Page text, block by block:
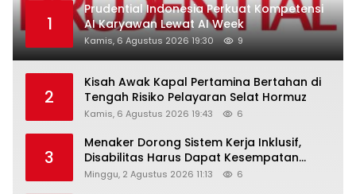
1
Prudential Indonesia Perkuat Kompetensi
AI Karyawan Lewat AI Week
Kamis, 6 Agustus 2026 19:30 9
2
Kisah Awak Kapal Pertamina Bertahan di
Tengah Risiko Pelayaran Selat Hormuz
Kamis, 6 Agustus 2026 19:43 6
3
Menaker Dorong Sistem Kerja Inklusif,
Disabilitas Harus Dapat Kesempatan
Setara
Minggu, 2 Agustus 2026 11:13 6